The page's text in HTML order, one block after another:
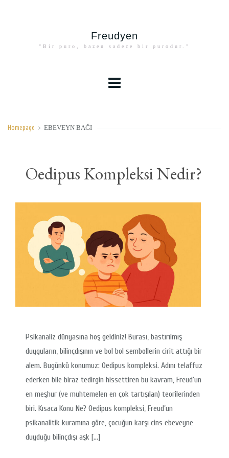
Freudyen
"Bir puro, bazen sadece bir purodur."
Homepage > EBEVEYN BAĞI
Oedipus Kompleksi Nedir?
Psikanaliz dünyasına hoş geldiniz! Burası, bastırılmış
duyguların, bilinçdışının ve bol bol sembollerin cirit attığı bir
alem. Bugünkü konumuz: Oedipus kompleksi. Adını telaffuz
ederken bile biraz tedirgin hissettiren bu kavram, Freud’un
en meşhur (ve muhtemelen en çok tartışılan) teorilerinden
biri. Kısaca Konu Ne? Oedipus kompleksi, Freud’un
psikanalitik kuramına göre, çocuğun karşı cins ebeveyne
duyduğu bilinçdışı aşk […]